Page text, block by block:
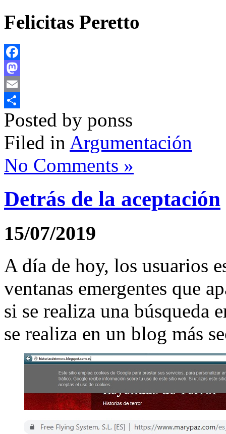
Felicitas Peretto
Facebook
Mastodon
Email
Compartir
Posted by ponss
Filed in Argumentación
No Comments »
Detrás de la aceptación
15/07/2019
A día de hoy, los usuarios
ventanas emergentes que
si se realiza una búsqueda
se realiza en un blog más